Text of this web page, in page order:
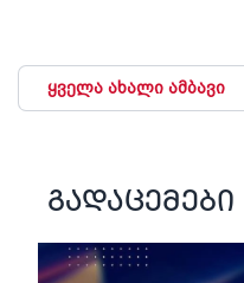
ყველა ახალი ამბავი
გადაცემები